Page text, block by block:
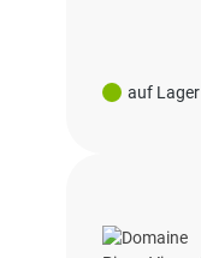
auf Lager